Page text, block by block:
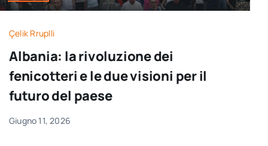
Çelik Rruplli
Albania: la rivoluzione dei
fenicotteri e le due visioni per il
futuro del paese
Giugno 11, 2026